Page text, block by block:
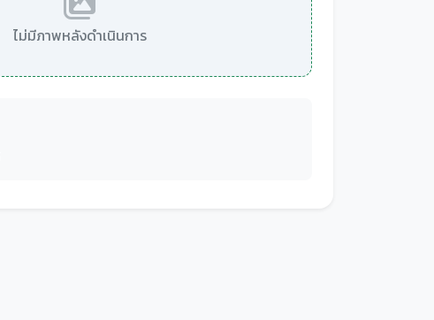
ไม่มีภาพหลังดำเนินการ